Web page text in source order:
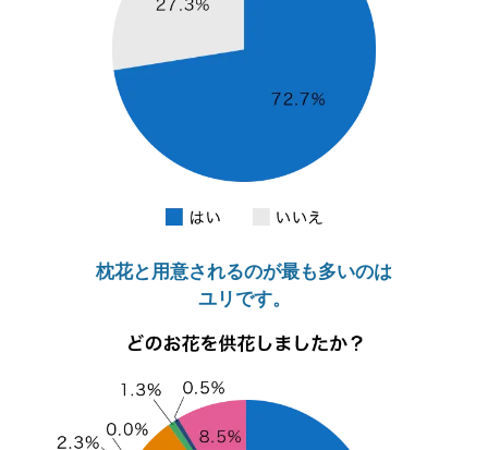
枕花と用意されるのが最も多いのは
ユリです。